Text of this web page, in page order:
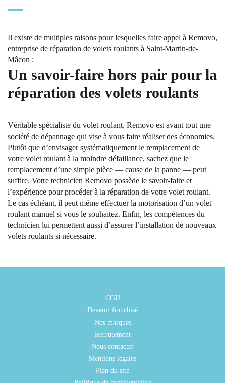
Il existe de multiples raisons pour lesquelles faire appel à Removo,
entreprise de réparation de volets roulants à Saint-Martin-de-
Mâcon :
Un savoir-faire hors pair pour la
réparation des volets roulants
Véritable spécialiste du volet roulant, Removo est avant tout une
société de dépannage qui vise à vous faire réaliser des économies.
Plutôt que d’envisager systématiquement le remplacement de
votre volet roulant à la moindre défaillance, sachez que le
remplacement d’une simple pièce — cause de la panne — peut
suffire. Votre technicien Removo possède le savoir-faire et
l’expérience pour procéder à la réparation de votre volet roulant.
Le cas échéant, il peut même effectuer la motorisation d’un volet
roulant manuel si vous le souhaitez. Enfin, les compétences du
technicien lui permettent aussi d’assurer l’installation de nouveaux
volets roulants si nécessaire.
CGU
Devenir franchisé
Nos marques
Recrutement
Nous contacter
Mentions légales
Plan du site